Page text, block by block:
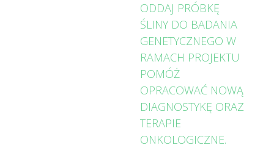
ODDAJ PRÓBKĘ
ŚLINY DO BADANIA
GENETYCZNEGO W
RAMACH PROJEKTU
POMÓŻ
OPRACOWAĆ NOWĄ
DIAGNOSTYKĘ ORAZ
TERAPIE
ONKOLOGICZNE.